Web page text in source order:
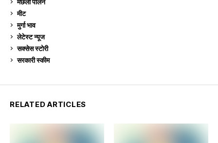
मीट
मुर्गा भाव
लेटेस्ट न्यूज
सक्सेस स्टो‍री
सरकारी स्की‍म
RELATED ARTICLES